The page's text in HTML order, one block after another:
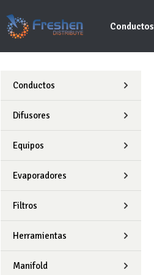
Conductos
Conductos
Difusores
Equipos
Evaporadores
Filtros
Herramientas
Manifold